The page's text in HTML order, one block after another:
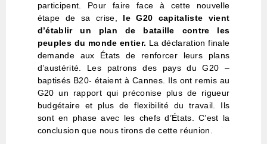
participent. Pour faire face à cette nouvelle
étape de sa crise, le G20 capitaliste vient
d’établir un plan de bataille contre les
peuples du monde entier. La déclaration finale
demande aux États de renforcer leurs plans
d’austérité. Les patrons des pays du G20 –
baptisés B20- étaient à Cannes. Ils ont remis au
G20 un rapport qui préconise plus de rigueur
budgétaire et plus de flexibilité du travail. Ils
sont en phase avec les chefs d’États. C’est la
conclusion que nous tirons de cette réunion.